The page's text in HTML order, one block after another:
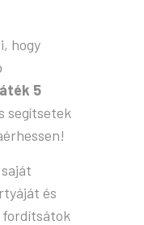
hogy
5
segítsetek
és
fordítsátok